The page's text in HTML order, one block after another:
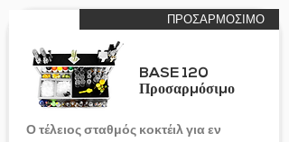
ΠΡΟΣΑΡΜΟΣΙΜΟ
BASE 120
Προσαρμόσιμο
Ο τέλειος σταθμός κοκτέιλ για εν